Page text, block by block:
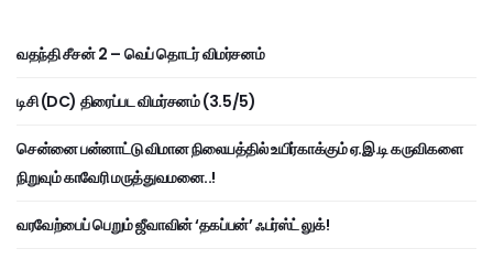
வதந்தி சீசன் 2 – வெப் தொடர் விமர்சனம்
டிசி (DC) திரைப்பட விமர்சனம் (3.5/5)
சென்னை பன்னாட்டு விமான நிலையத்தில் உயிர்காக்கும் ஏ.இ.டி கருவிகளை
நிறுவும் காவேரி மருத்துவமனை..!
வரவேற்பைப் பெறும் ஜீவாவின் ‘தகப்பன்’ ஃபர்ஸ்ட் லுக்!